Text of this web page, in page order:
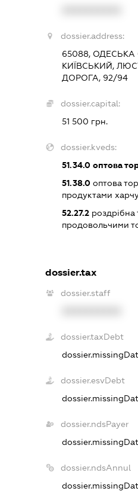
dossier.address:
65088,
КИЇВСЬКИЙ,
ДОРОГА, 92/94
dossier.capital:
51 500 грн.
dossier.kveds:
51.34.0оптова
51.38.0оптова
продуктами
52.27.2роздрібна
продовольчими
dossier.tax
dossier.staff
dossier.taxDebt
dossier.esvDebt
dossier.ndsPayer
dossier.ndsAnnul